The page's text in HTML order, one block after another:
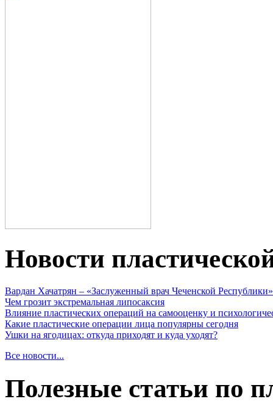
Новости
Вардан Хачатрян – «Заслуженный врач Чеченской Республики»
Чем грозит экстремальная липосаксия
Влияние пластических операций на самооценку и
Какие пластические операции лица популярны сегодня
Ушки на ягодицах: откуда приходят и куда уходят?
Все новости...
Полезные статьи по